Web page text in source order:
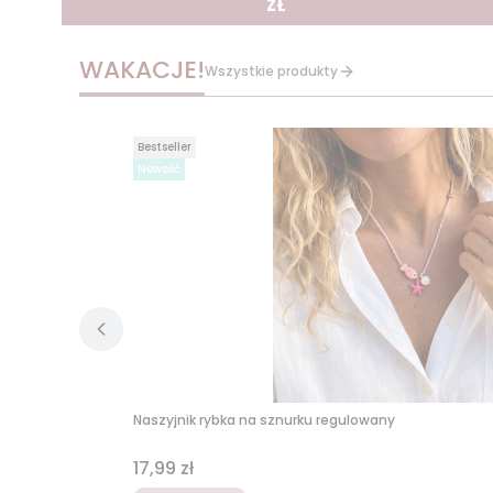
ZŁ
WAKACJE!Wszystkie produkty
Bestseller
Nowość
Naszyjnik rybka na sznurku regulowany
Cena
17,99 zł